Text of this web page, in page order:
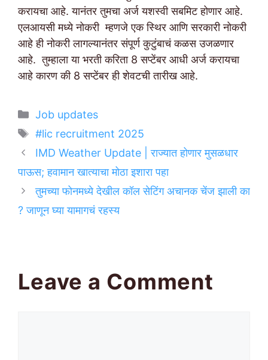
करायचा आहे. यानंतर तुमचा अर्ज यशस्वी सबमिट होणार आहे.
एलआयसी मध्ये नोकरी म्हणजे एक स्थिर आणि सरकारी नोकरी
आहे ही नोकरी लागल्यानंतर संपूर्ण कुटुंबाचं कळस उजळणार
आहे. तुम्हाला या भरती करिता 8 सप्टेंबर आधी अर्ज करायचा
आहे कारण की 8 सप्टेंबर ही शेवटची तारीख आहे.
Categories
Job updates
Tags
#lic recruitment 2025
IMD Weather Update | राज्यात होणार मुसळधार
पाऊस; हवामान खात्याचा मोठा इशारा पहा
तुमच्या फोनमध्ये देखील कॉल सेटिंग अचानक चेंज झाली का
? जाणून घ्या यामागचं रहस्य
Leave a Comment